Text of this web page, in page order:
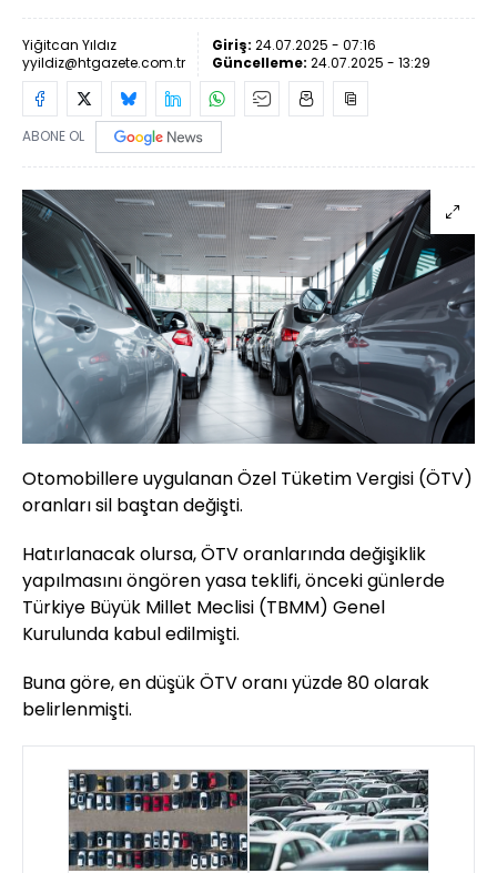
Yiğitcan Yıldız
yyildiz@htgazete.com.tr
Giriş: 24.07.2025 - 07:16
Güncelleme: 24.07.2025 - 13:29
ABONE OL
Otomobillere uygulanan Özel Tüketim Vergisi (ÖTV)
oranları sil baştan değişti.
Hatırlanacak olursa, ÖTV oranlarında değişiklik
yapılmasını öngören yasa teklifi, önceki günlerde
Türkiye Büyük Millet Meclisi (TBMM) Genel
Kurulunda kabul edilmişti.
Buna göre, en düşük ÖTV oranı yüzde 80 olarak
belirlenmişti.